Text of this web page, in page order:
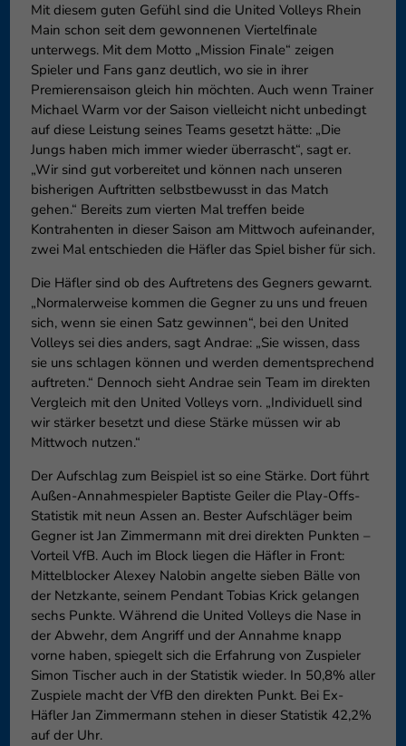
Mit diesem guten Gefühl sind die United Volleys Rhein
Main schon seit dem gewonnenen Viertelfinale
unterwegs. Mit dem Motto „Mission Finale“ zeigen
Spieler und Fans ganz deutlich, wo sie in ihrer
Premierensaison gleich hin möchten. Auch wenn Trainer
Michael Warm vor der Saison vielleicht nicht unbedingt
auf diese Leistung seines Teams gesetzt hätte: „Die
Jungs haben mich immer wieder überrascht“, sagt er.
„Wir sind gut vorbereitet und können nach unseren
bisherigen Auftritten selbstbewusst in das Match
gehen.“ Bereits zum vierten Mal treffen beide
Kontrahenten in dieser Saison am Mittwoch aufeinander,
zwei Mal entschieden die Häfler das Spiel bisher für sich.
Die Häfler sind ob des Auftretens des Gegners gewarnt.
„Normalerweise kommen die Gegner zu uns und freuen
sich, wenn sie einen Satz gewinnen“, bei den United
Volleys sei dies anders, sagt Andrae: „Sie wissen, dass
sie uns schlagen können und werden dementsprechend
auftreten.“ Dennoch sieht Andrae sein Team im direkten
Vergleich mit den United Volleys vorn. „Individuell sind
wir stärker besetzt und diese Stärke müssen wir ab
Mittwoch nutzen.“
Der Aufschlag zum Beispiel ist so eine Stärke. Dort führt
Außen-Annahmespieler Baptiste Geiler die Play-Offs-
Statistik mit neun Assen an. Bester Aufschläger beim
Gegner ist Jan Zimmermann mit drei direkten Punkten –
Vorteil VfB. Auch im Block liegen die Häfler in Front:
Mittelblocker Alexey Nalobin angelte sieben Bälle von
der Netzkante, seinem Pendant Tobias Krick gelangen
sechs Punkte. Während die United Volleys die Nase in
der Abwehr, dem Angriff und der Annahme knapp
vorne haben, spiegelt sich die Erfahrung von Zuspieler
Simon Tischer auch in der Statistik wieder. In 50,8% aller
Zuspiele macht der VfB den direkten Punkt. Bei Ex-
Häfler Jan Zimmermann stehen in dieser Statistik 42,2%
auf der Uhr.
Datenschutzerklärung Impressum